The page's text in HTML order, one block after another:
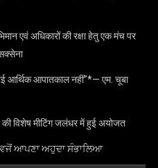
एवं अधिकारों की रक्षा हेतु एक मंच पर
आर्थिक आपातकाल नहीं”*— एम. चूबा
की विशेष मीटिंग जलंधर में हुई अयोजत
ਆਪਣਾ ਅਹੁਦਾ ਸੰਭਾਲਿਆ